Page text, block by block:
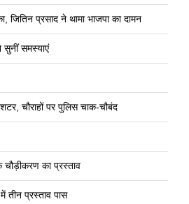
जितिन प्रसाद ने थामा भाजपा का दामन
सुनीं समस्याएं
चौराहों पर पुलिस चाक-चौबंद
चौड़ीकरण का प्रस्ताव
तीन प्रस्ताव पास